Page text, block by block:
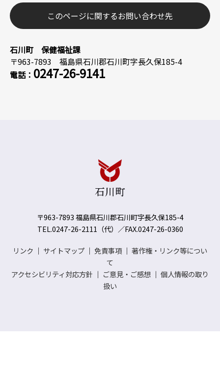
このページに関するお問い合わせ先
石川町 保健福祉課
〒963-7893 福島県石川郡石川町字長久保185-4
電話： 0247-26-9141
〒963-7893 福島県石川郡石川町字長久保185-4
TEL.0247-26-2111（代）／FAX.0247-26-0360
リンク ｜ サイトマップ ｜ 免責事項 ｜ 著作権・リンク等につい
て
アクセシビリティ対応方針 ｜ ご意見・ご感想 ｜ 個人情報の取り
扱い